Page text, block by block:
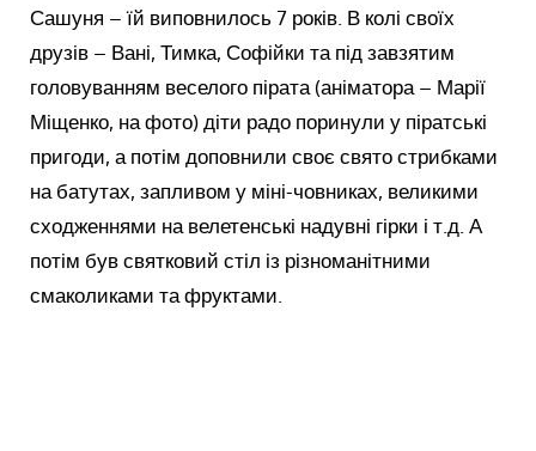
Сашуня – їй виповнилось 7 років. В колі своїх
друзів – Вані, Тимка, Софійки та під завзятим
головуванням веселого пірата (аніматора – Марії
Міщенко, на фото) діти радо поринули у піратські
пригоди, а потім доповнили своє свято стрибками
на батутах, запливом у міні-човниках, великими
сходженнями на велетенські надувні гірки і т.д. А
потім був святковий стіл із різноманітними
смаколиками та фруктами.